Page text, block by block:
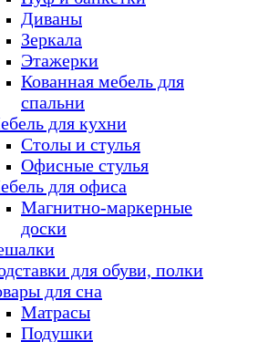
Диваны
Зеркала
Этажерки
Кованная мебель для
спальни
для кухни
Столы и стулья
Офисные стулья
для офиса
Магнитно-маркерные
доски
для обуви, полки
для сна
Матрасы
Подушки